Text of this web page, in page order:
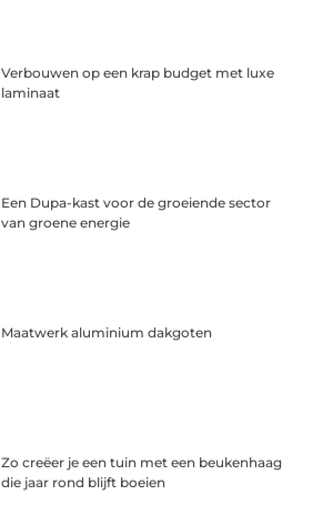
Verbouwen op een krap budget met luxe
laminaat
Een Dupa-kast voor de groeiende sector
van groene energie
Maatwerk aluminium dakgoten
Zo creëer je een tuin met een beukenhaag
die jaar rond blijft boeien